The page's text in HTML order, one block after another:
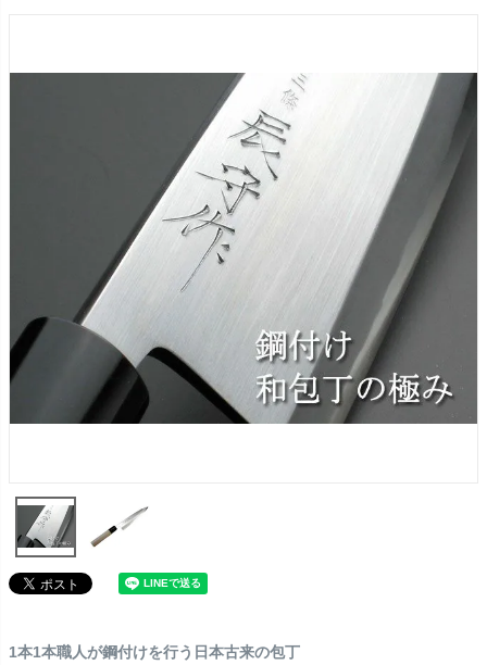
1本1本職人が鋼付けを行う日本古来の包丁